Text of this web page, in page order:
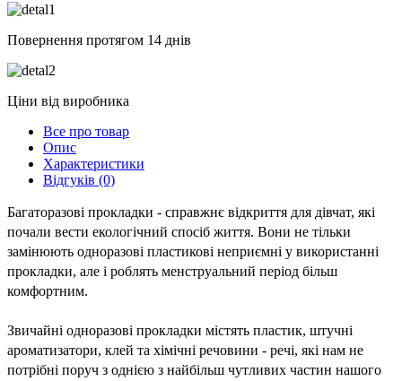
Повернення протягом 14 днів
Ціни від виробника
Все про товар
Опис
Характеристики
Відгуків (0)
Багаторазові прокладки - справжнє відкриття для дівчат, які
почали вести екологічний спосіб життя. Вони не тільки
замінюють одноразові пластикові неприємні у використанні
прокладки, але і роблять менструальний період більш
комфортним.
Звичайні одноразові прокладки містять пластик, штучні
ароматизатори, клей та хімічні речовини - речі, які нам не
потрібні поруч з однією з найбільш чутливих частин нашого